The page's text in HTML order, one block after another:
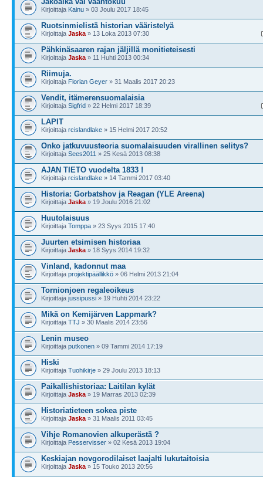
Kirjoittaja Kainu » 03 Joulu 2017 18:45
Ruotsinmielistä historian vääristelyä
Kirjoittaja Jaska » 13 Loka 2013 07:30
Pähkinäsaaren rajan jäljillä monitieteisesti
Kirjoittaja Jaska » 11 Huhti 2013 00:34
Riimuja.
Kirjoittaja Florian Geyer » 31 Maalis 2017 20:23
Vendit, itämerensuomalaisia
Kirjoittaja Sigfrid » 22 Helmi 2017 18:39
LAPIT
Kirjoittaja rcislandlake » 15 Helmi 2017 20:52
Onko jatkuvuusteoria suomalaisuuden virallinen selitys?
Kirjoittaja Sees2011 » 25 Kesä 2013 08:38
AJAN TIETO vuodelta 1833 !
Kirjoittaja rcislandlake » 14 Tammi 2017 03:40
Historia: Gorbatshov ja Reagan (YLE Areena)
Kirjoittaja Jaska » 19 Joulu 2016 21:02
Huutolaisuus
Kirjoittaja Tomppa » 23 Syys 2015 17:40
Juurten etsimisen historiaa
Kirjoittaja Jaska » 18 Syys 2014 19:32
Vinland, kadonnut maa
Kirjoittaja projektipäällikkö » 06 Helmi 2013 21:04
Tornionjoen regaleoikeus
Kirjoittaja jussipussi » 19 Huhti 2014 23:22
Mikä on Kemijärven Lappmark?
Kirjoittaja TTJ » 30 Maalis 2014 23:56
Lenin museo
Kirjoittaja putkonen » 09 Tammi 2014 17:19
Hiski
Kirjoittaja Tuohikirje » 29 Joulu 2013 18:13
Paikallishistoriaa: Laitilan kylät
Kirjoittaja Jaska » 19 Marras 2013 02:39
Historiatieteen sokea piste
Kirjoittaja Jaska » 31 Maalis 2011 03:45
Vihje Romanovien alkuperästä ?
Kirjoittaja Pesservisser » 02 Kesä 2013 19:04
Keskiajan novgorodilaiset laajalti lukutaitoisia
Kirjoittaja Jaska » 15 Touko 2013 20:56